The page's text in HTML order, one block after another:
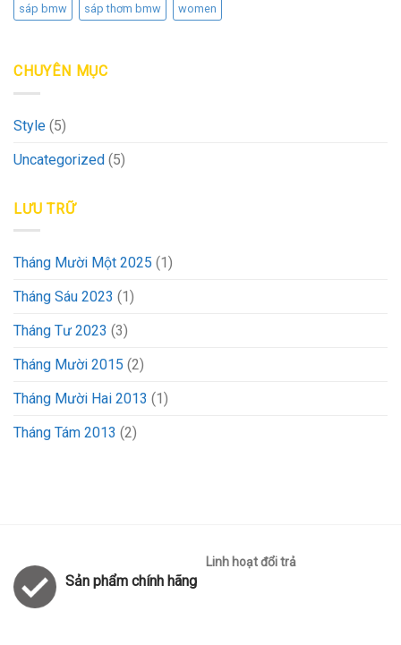
sáp bmw sáp thơm bmw women
CHUYÊN MỤC
Style (5)
Uncategorized (5)
LƯU TRỮ
Tháng Mười Một 2025 (1)
Tháng Sáu 2023 (1)
Tháng Tư 2023 (3)
Tháng Mười 2015 (2)
Tháng Mười Hai 2013 (1)
Tháng Tám 2013 (2)
Sản phẩm chính hãng
Linh hoạt đổi trả